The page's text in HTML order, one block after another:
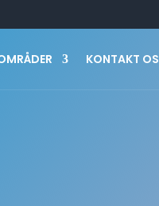
KONTAKT OS